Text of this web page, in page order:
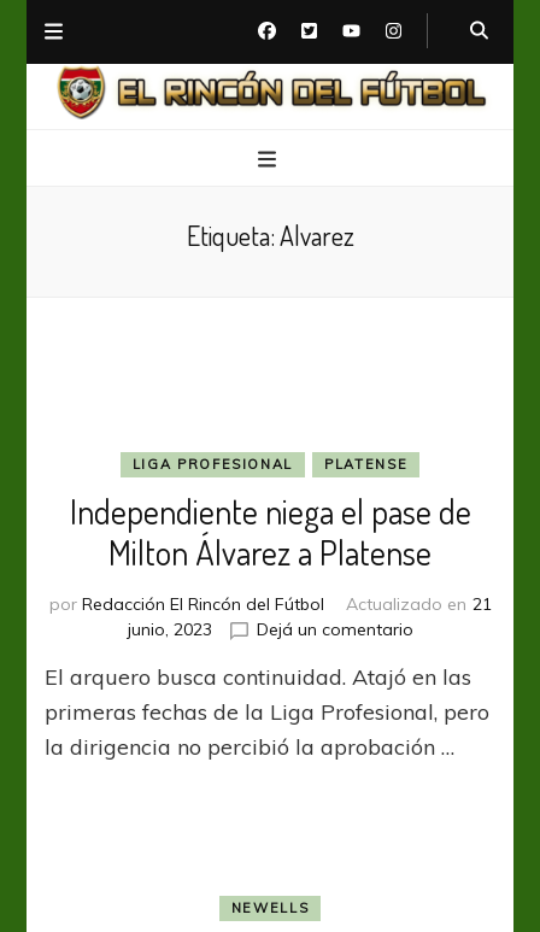
Etiqueta:Alvarez
LIGA PROFESIONAL PLATENSE
Independiente niega el pase de
Milton Álvarez a Platense
por Redacción El Rincón del Fútbol Actualizado en 21
junio, 2023
Dejá un comentarioen
niega
el
pase
de
El arquero busca continuidad. Atajó en las
primeras fechas de la Liga Profesional, pero
la dirigencia no percibió la aprobación …
NEWELLS